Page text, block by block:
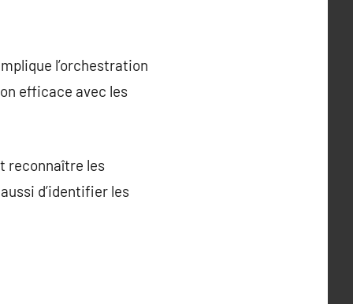
l’orchestration
efficace avec les
reconnaître les
d’identifier les